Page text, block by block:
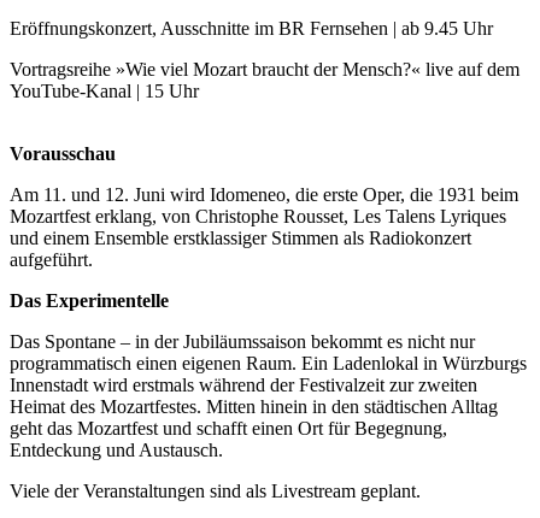
Eröffnungskonzert, Ausschnitte im BR Fernsehen | ab 9.45 Uhr
Vortragsreihe »Wie viel Mozart braucht der Mensch?« live auf dem
YouTube-Kanal | 15 Uhr
Vorausschau
Am 11. und 12. Juni wird Idomeneo, die erste Oper, die 1931 beim
Mozartfest erklang, von Christophe Rousset, Les Talens Lyriques
und einem Ensemble erstklassiger Stimmen als Radiokonzert
aufgeführt.
Das Experimentelle
Das Spontane – in der Jubiläumssaison bekommt es nicht nur
programmatisch einen eigenen Raum. Ein Ladenlokal in Würzburgs
Innenstadt wird erstmals während der Festivalzeit zur zweiten
Heimat des Mozartfestes. Mitten hinein in den städtischen Alltag
geht das Mozartfest und schafft einen Ort für Begegnung,
Entdeckung und Austausch.
Viele der Veranstaltungen sind als Livestream geplant.